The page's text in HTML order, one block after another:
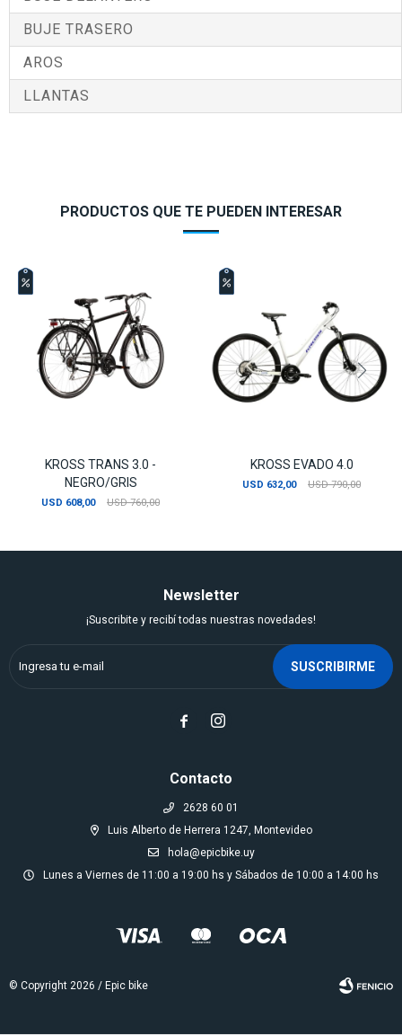
BUJE TRASERO
AROS
LLANTAS
PRODUCTOS QUE TE PUEDEN INTERESAR
KROSS TRANS 3.0 -
NEGRO/GRIS
USD 608,00 USD 760,00
KROSS EVADO 4.0
USD 632,00 USD 790,00
Contacto
2628 60 01
Luis Alberto de Herrera 1247, Montevideo
hola@epicbike.uy
Lunes a Viernes de 11:00 a 19:00 hs y Sábados de 10:00 a 14:00 hs
Newsletter
¡Suscribite y recibí todas nuestras novedades!
SUSCRIBIRME
 
© Copyright 2026 / Epic bike